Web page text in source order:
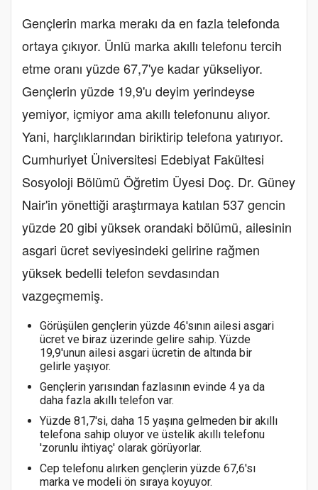
Gençlerin marka merakı da en fazla telefonda
ortaya çıkıyor. Ünlü marka akıllı telefonu tercih
etme oranı yüzde 67,7'ye kadar yükseliyor.
Gençlerin yüzde 19,9'u deyim yerindeyse
yemiyor, içmiyor ama akıllı telefonunu alıyor.
Yani, harçlıklarından biriktirip telefona yatırıyor.
Cumhuriyet Üniversitesi Edebiyat Fakültesi
Sosyoloji Bölümü Öğretim Üyesi Doç. Dr. Güney
Nair'in yönettiği araştırmaya katılan 537 gencin
yüzde 20 gibi yüksek orandaki bölümü, ailesinin
asgari ücret seviyesindeki gelirine rağmen
yüksek bedelli telefon sevdasından
vazgeçmemiş.
Görüşülen gençlerin yüzde 46'sının ailesi asgari
ücret ve biraz üzerinde gelire sahip. Yüzde
19,9'unun ailesi asgari ücretin de altında bir
gelirle yaşıyor.
Gençlerin yarısından fazlasının evinde 4 ya da
daha fazla akıllı telefon var.
Yüzde 81,7'si, daha 15 yaşına gelmeden bir akıllı
telefona sahip oluyor ve üstelik akıllı telefonu
'zorunlu ihtiyaç' olarak görüyorlar.
Cep telefonu alırken gençlerin yüzde 67,6'sı
marka ve modeli ön sıraya koyuyor.